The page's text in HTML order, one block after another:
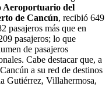
Aeroportuario del
de Cancún, recibió 649
pasajeros más que en
pasajeros; lo que
de pasajeros
Cabe destacar que, a
a su red de destinos
Gutiérrez, Villahermosa,